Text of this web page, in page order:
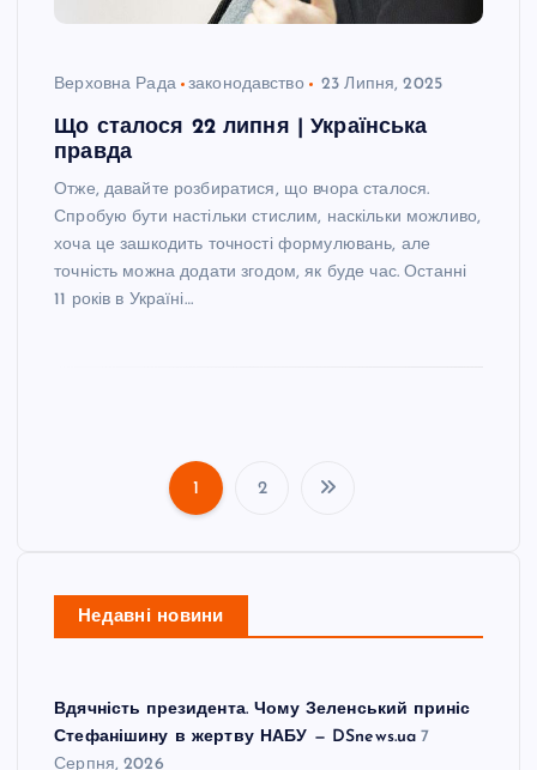
Верховна Рада законодавство 23 Липня, 2025
Що сталося 22 липня | Українська
правда
Отже, давайте розбиратися, що вчора сталося.
Спробую бути настільки стислим, наскільки можливо,
хоча це зашкодить точності формулювань, але
точність можна додати згодом, як буде час. Останні
11 років в Україні…
г
і
н
1 2
Недавні новини
Вдячність президента. Чому Зеленський приніс
Стефанішину в жертву НАБУ — DSnews.ua 7
Серпня, 2026